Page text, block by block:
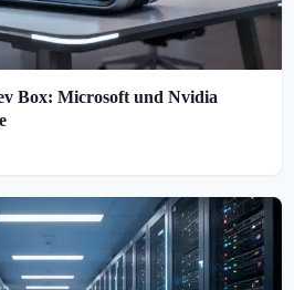
Box: Microsoft und Nvidia